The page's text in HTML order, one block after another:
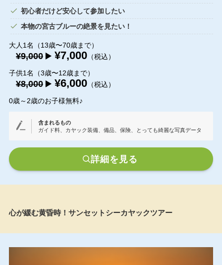
初心者だけど安心して参加したい
本物の宮古ブルーの絶景を見たい！
大人1名（13歳〜70歳まで）
¥9,000 ▶️ ¥7,000（税込）
子供1名（3歳〜12歳まで）
¥8,000 ▶️ ¥6,000（税込）
0歳～2歳のお子様無料♪
含まれるもの
ガイド料、カヤック装備、備品、保険、とっても綺麗な写真データ
詳細を見る
心が緩む黄昏時！サンセットシーカヤックツアー